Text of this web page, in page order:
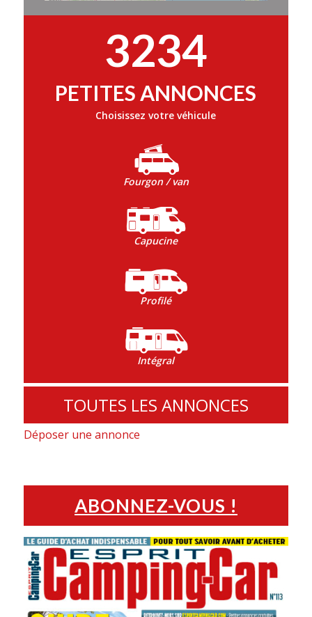
3234
PETITES ANNONCES
Choisissez votre véhicule
Fourgon / van
Capucine
Profilé
Intégral
TOUTES LES ANNONCES
Déposer une annonce
ABONNEZ-VOUS !